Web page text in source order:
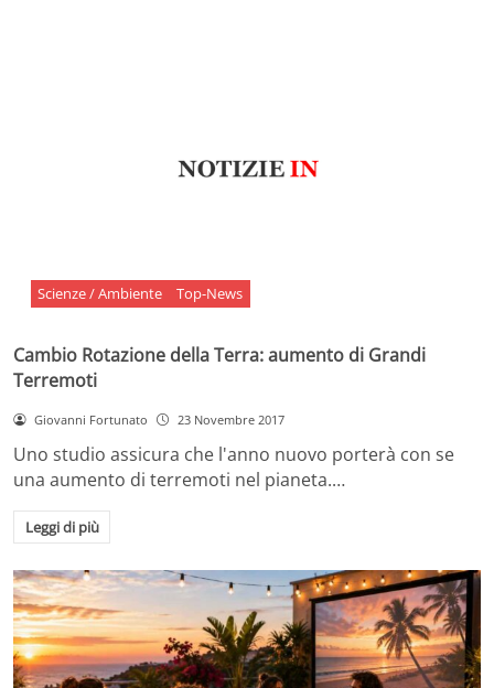
Scienze / Ambiente Top-News
Cambio Rotazione della Terra: aumento di Grandi
Terremoti
Giovanni Fortunato 23 Novembre 2017
Uno studio assicura che l'anno nuovo porterà con se
una aumento di terremoti nel pianeta.…
Leggi di più